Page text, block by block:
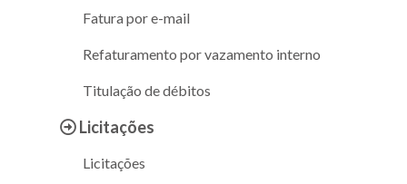
Fatura por e-mail
Refaturamento por vazamento interno
Titulação de débitos
Licitações
Licitações